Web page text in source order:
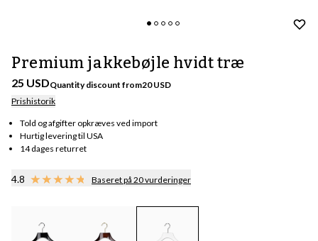
Premium jakkebøjle hvidt træ
25 USDQuantity discount from20 USD
Prishistorik
Told og afgifter opkræves ved import
Hurtig levering til USA
14 dages returret
4.8 Baseret på 20 vurderinger